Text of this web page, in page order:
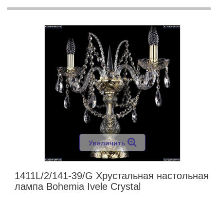
Увеличить
1411L/2/141-39/G Хрустальная настольная
лампа Bohemia Ivele Crystal